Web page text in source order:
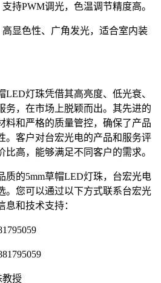
持PWM调光，色温调节精度高。
高显色性、广角发光，适合室内装
LED灯珠凭借其高亮度、低光衰、
务，在市场上脱颖而出。其先进的
料和严格的质量管控，确保了产品
。客户对台宏光电的产品和服务评
比高，能够满足不同客户的需求。
质的5mm草帽LED灯珠，台宏光电
。您可以通过以下方式联系台宏光
息和技术支持：
教授